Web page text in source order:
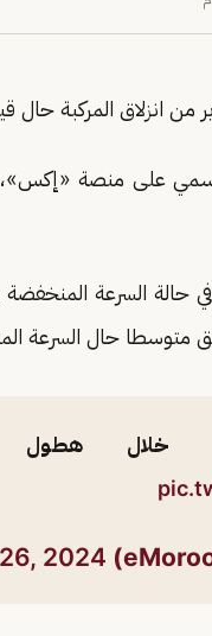
من انزلاق المركبة
على منصة
«في حالة السرعة
متوسطا حال السرعة
خلال هطول
2024